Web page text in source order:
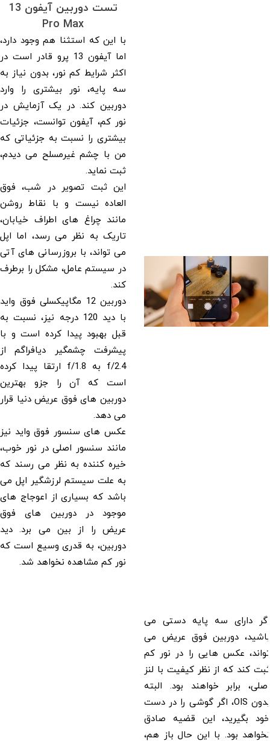
تست دوربین آیفون 13
Pro Max
با این که استثنا هم وجود دارد،
اما آیفون 13 پرو قادر است در
اکثر شرایط کم نور، بدون نیاز به
سه پایه، نور بیشتری را وارد
دوربین کند. در یک آزمایش در
نور کم، آیفون توانست، جزئیات
بیشتری را نسبت به جزئیاتی که
من با چشم غیرمسلح می دیدم،
ثبت نماید.
این ثبت تصویر در شب، فوق
العاده نیست و با نقاط روشن
مانند چراغ های اطراف خیابان،
تاریک به نظر می رسد، اما اپل
می تواند، با بروزرسانی های آتی
در سیستم عامل، مشکل را برطرف
کند.
دوربین 12 مگاپیکسلی فوق واید
با دید 120 درجه نیز، نسبت به
قبل بهبود پیدا کرده است و با
پیشرفت چشمگیر دیافراگم از
f/2.4 به f/1.8 ارتقا پیدا کرده
است که آن را جزو بهترین
دوربین های فوق عریض دنیا قرار
می دهد.
عکس های سنسور فوق واید نیز
مانند سنسور اصلی در نور خوب،
خیره کننده به نظر می رسند که
به علت سیستم لرزشگیر اپل می
باشد که بسیاری از اعوجاج های
موجود در دوربین های فوق
عریض را از بین می برد. دید
دوربین، به قدری وسیع است که
نور کم مشاهده نخواهد شد.
اگر دارای سه پایه دستی می
باشید، دوربین فوق عریض می
تواند، عکس هایی را در نور کم
ثبت کند که از نظر کیفیت با لنز
اصلی، برابر خواهند بود. البته
بدون OIS، اگر گوشی را در دست
خود بگیرید، این قضیه صادق
نخواهد بود. با این حال باز هم،